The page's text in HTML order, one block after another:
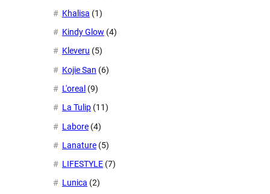
Khalisa (1)
Kindy Glow (4)
Kleveru (5)
Kojie San (6)
L'oreal (9)
La Tulip (11)
Labore (4)
Lanature (5)
LIFESTYLE (7)
Lunica (2)